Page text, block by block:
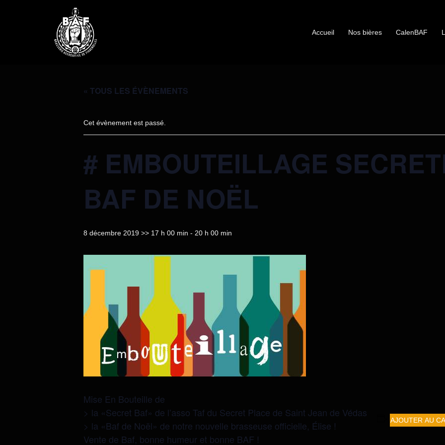
Accueil Nos bières CalenBAF
« TOUS LES ÉVÈNEMENTS
Cet évènement est passé.
# EMBOUTEILLAGE
BAF DE NOËL
8 décembre 2019 >> 17 h 00 min - 20 h 00 min
Mise En Bouteille de
> la «Secret Baf» de l’asso Taf du Secret Place de Saint Jean de Védas
> la «Baf de Noël» de notre nouvelle brasseuse officielle, Élise !
Vente de Baf, bonne humeur et bonne BAF !
AJOUTER AU